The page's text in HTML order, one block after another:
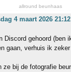
allround beunhaas
4 maart 2026 21:12
Discord gehoord (ben
gaan, verhuis ik
ze bij de fotografie